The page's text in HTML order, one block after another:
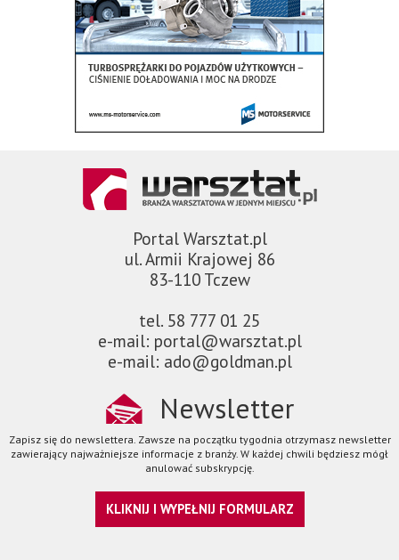
Portal Warsztat.pl
ul. Armii Krajowej 86
83-110 Tczew
tel. 58 777 01 25
e-mail: portal@warsztat.pl
e-mail: ado@goldman.pl
Newsletter
Zapisz się do newslettera. Zawsze na początku tygodnia otrzymasz newsletter
zawierający najważniejsze informacje z branży. W każdej chwili będziesz mógł
anulować subskrypcję.
KLIKNIJ I WYPEŁNIJ FORMULARZ